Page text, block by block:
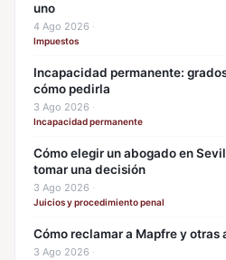
uno
4 Ago 2026 ·
Impuestos
Incapacidad permanente:
cómo pedirla
3 Ago 2026 ·
Incapacidad permanente
Cómo elegir un abogado en
tomar una decisión
3 Ago 2026 ·
Juicios y procedimiento penal
Cómo reclamar a Mapfre y otras
3 Ago 2026 ·